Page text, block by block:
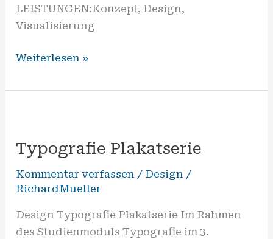
LEISTUNGEN:Konzept, Design,
Visualisierung
Weiterlesen »
Typografie Plakatserie
Kommentar verfassen / Design /
RichardMueller
Design Typografie Plakatserie Im Rahmen
des Studienmoduls Typografie im 3.